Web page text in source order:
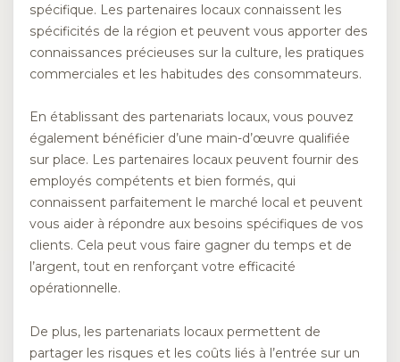
spécifique. Les partenaires locaux connaissent les
spécificités de la région et peuvent vous apporter des
connaissances précieuses sur la culture, les pratiques
commerciales et les habitudes des consommateurs.
En établissant des partenariats locaux, vous pouvez
également bénéficier d’une main-d’œuvre qualifiée
sur place. Les partenaires locaux peuvent fournir des
employés compétents et bien formés, qui
connaissent parfaitement le marché local et peuvent
vous aider à répondre aux besoins spécifiques de vos
clients. Cela peut vous faire gagner du temps et de
l’argent, tout en renforçant votre efficacité
opérationnelle.
De plus, les partenariats locaux permettent de
partager les risques et les coûts liés à l’entrée sur un